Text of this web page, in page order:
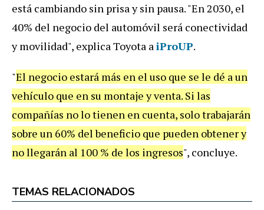
está cambiando sin prisa y sin pausa. "En 2030, el
40% del negocio del automóvil será conectividad
y movilidad", explica Toyota a iProUP.
"El negocio estará más en el uso que se le dé a un
vehículo que en su montaje y venta. Si las
compañías no lo tienen en cuenta, solo trabajarán
sobre un 60% del beneficio que pueden obtener y
no llegarán al 100 % de los ingresos", concluye.
TEMAS RELACIONADOS